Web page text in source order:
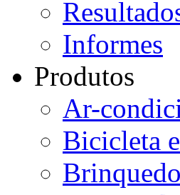
Informes
Produtos
Ar-
Bicicleta